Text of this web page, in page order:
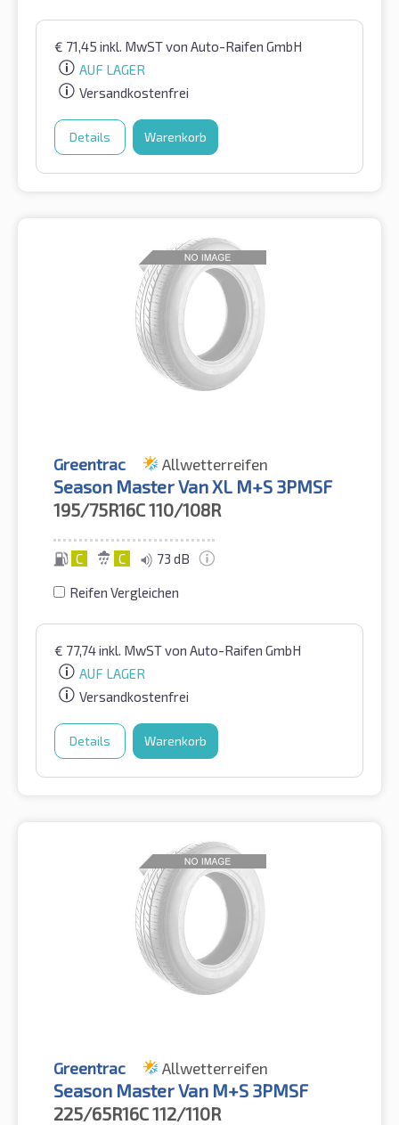
€ 71,45 inkl. MwSTvon Auto-Raifen GmbH
AUF LAGER
Versandkostenfrei
Details Warenkorb
Greentrac Allwetterreifen
Season Master Van XL M+S 3PMSF
195/75R16C110/108R
C C 73 dB
Reifen Vergleichen
€ 77,74inkl. MwSTvon Auto-Raifen GmbH
AUF LAGER
Versandkostenfrei
Details Warenkorb
Greentrac Allwetterreifen
Season Master Van M+S 3PMSF
225/65R16C112/110R